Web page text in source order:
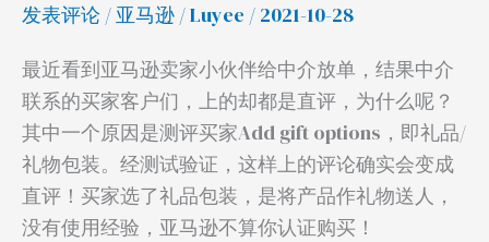
发表评论 /亚马逊 /Luyee / 2021-10-28
最近看到亚马逊卖家小伙伴给中介放单，结果中介
联系的买家客户们，上的却都是直评，为什么呢？
其中一个原因是测评买家Add gift options，即礼品/
礼物包装。经测试验证，这样上的评论确实会变成
直评！买家选了礼品包装，是将产品作礼物送人，
没有使用经验，亚马逊不算你认证购买！